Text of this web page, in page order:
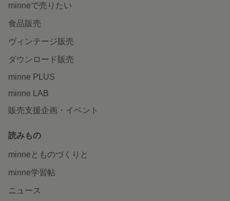
minneで売りたい
食品販売
ヴィンテージ販売
ダウンロード販売
minne PLUS
minne LAB
販売支援企画・イベント
読みもの
minneとものづくりと
minne学習帖
ニュース